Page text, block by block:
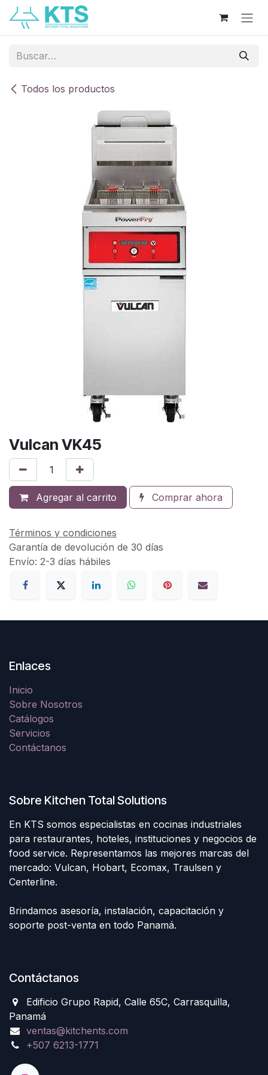
Ir al contenido
Todos los productos
Vulcan VK45
Agregar al carrito Comprar ahora
Términos y condiciones
Garantía de devolución de 30 días
Envío: 2-3 días hábiles
Enlaces
Inicio
Sobre Nosotros
Catálogos
Servicios
Contáctanos
Sobre Kitchen Total Solutions
En KTS somos especialistas en cocinas industriales
para restaurantes, hoteles, instituciones y negocios de
food service. Representamos las mejores marcas del
mercado: Vulcan, Hobart, Ecomax, Traulsen y
Centerline.
Brindamos asesoría, instalación, capacitación y
soporte post-venta en todo Panamá.
Contáctanos
Edificio Grupo Rapid, Calle 65C, Carrasquilla,
Panamá
ventas@kitchents.com
+507 6213-1771